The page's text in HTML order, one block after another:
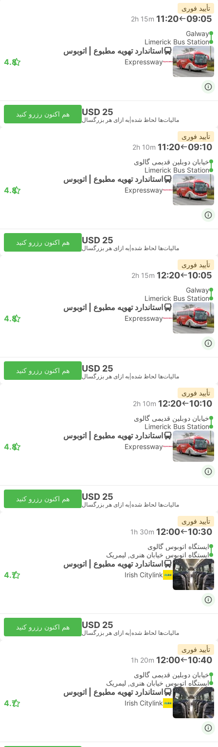
تأیید فوری
09:05
11:20
2h 15m
Galway
Limerick Bus Station
استاندارد تهویه مطبوع | اتوبوس
Expressway
4.8
USD 25
مالیات‌ها لحاظ شده به ازای هر بزرگسال
هم اکنون رزرو کنید
تأیید فوری
09:10
11:20
2h 10m
خیابان دوبلین قدیمی گالوی
Limerick Bus Station
استاندارد تهویه مطبوع | اتوبوس
Expressway
4.8
USD 25
مالیات‌ها لحاظ شده به ازای هر بزرگسال
هم اکنون رزرو کنید
تأیید فوری
10:05
12:20
2h 15m
Galway
Limerick Bus Station
استاندارد تهویه مطبوع | اتوبوس
Expressway
4.8
USD 25
مالیات‌ها لحاظ شده به ازای هر بزرگسال
هم اکنون رزرو کنید
تأیید فوری
10:10
12:20
2h 10m
خیابان دوبلین قدیمی گالوی
Limerick Bus Station
استاندارد تهویه مطبوع | اتوبوس
Expressway
4.8
USD 25
مالیات‌ها لحاظ شده به ازای هر بزرگسال
هم اکنون رزرو کنید
تأیید فوری
10:30
12:00
1h 30m
ایستگاه اتوبوس گالوی
ایستگاه اتوبوس خیابان هنری, لیمریک
استاندارد تهویه مطبوع | اتوبوس
Irish Citylink
4.7
USD 25
مالیات‌ها لحاظ شده به ازای هر بزرگسال
هم اکنون رزرو کنید
تأیید فوری
10:40
12:00
1h 20m
خیابان دوبلین قدیمی گالوی
ایستگاه اتوبوس خیابان هنری, لیمریک
استاندارد تهویه مطبوع | اتوبوس
Irish Citylink
4.7